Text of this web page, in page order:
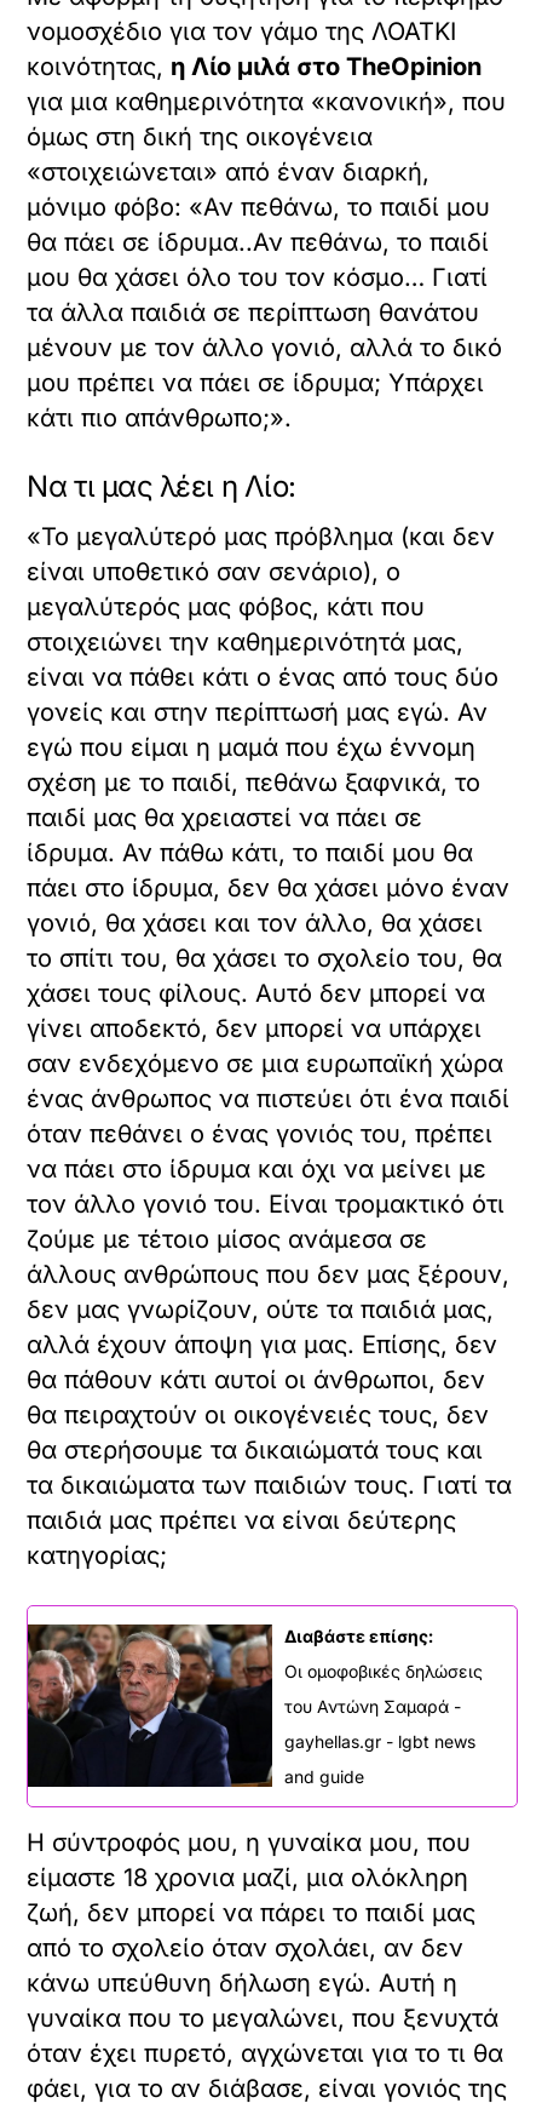
νομοσχέδιο για τον γάμο της ΛΟΑΤΚΙ
κοινότητας, η Λίο μιλά στο TheOpinion
για μια καθημερινότητα «κανονική», που
όμως στη δική της οικογένεια
«στοιχειώνεται» από έναν διαρκή,
μόνιμο φόβο: «Αν πεθάνω, το παιδί μου
θα πάει σε ίδρυμα..Αν πεθάνω, το παιδί
μου θα χάσει όλο του τον κόσμο… Γιατί
τα άλλα παιδιά σε περίπτωση θανάτου
μένουν με τον άλλο γονιό, αλλά το δικό
μου πρέπει να πάει σε ίδρυμα; Υπάρχει
κάτι πιο απάνθρωπο;».
Να τι μας λέει η Λίο:
«Το μεγαλύτερό μας πρόβλημα (και δεν
είναι υποθετικό σαν σενάριο), ο
μεγαλύτερός μας φόβος, κάτι που
στοιχειώνει την καθημερινότητά μας,
είναι να πάθει κάτι ο ένας από τους δύο
γονείς και στην περίπτωσή μας εγώ. Αν
εγώ που είμαι η μαμά που έχω έννομη
σχέση με το παιδί, πεθάνω ξαφνικά, το
παιδί μας θα χρειαστεί να πάει σε
ίδρυμα. Αν πάθω κάτι, το παιδί μου θα
πάει στο ίδρυμα, δεν θα χάσει μόνο έναν
γονιό, θα χάσει και τον άλλο, θα χάσει
το σπίτι του, θα χάσει το σχολείο του, θα
χάσει τους φίλους. Αυτό δεν μπορεί να
γίνει αποδεκτό, δεν μπορεί να υπάρχει
σαν ενδεχόμενο σε μια ευρωπαϊκή χώρα
ένας άνθρωπος να πιστεύει ότι ένα παιδί
όταν πεθάνει ο ένας γονιός του, πρέπει
να πάει στο ίδρυμα και όχι να μείνει με
τον άλλο γονιό του. Είναι τρομακτικό ότι
ζούμε με τέτοιο μίσος ανάμεσα σε
άλλους ανθρώπους που δεν μας ξέρουν,
δεν μας γνωρίζουν, ούτε τα παιδιά μας,
αλλά έχουν άποψη για μας. Επίσης, δεν
θα πάθουν κάτι αυτοί οι άνθρωποι, δεν
θα πειραχτούν οι οικογένειές τους, δεν
θα στερήσουμε τα δικαιώματά τους και
τα δικαιώματα των παιδιών τους. Γιατί τα
παιδιά μας πρέπει να είναι δεύτερης
κατηγορίας;
Διαβάστε επίσης:
Οι ομοφοβικές δηλώσεις
του Αντώνη Σαμαρά -
gayhellas.gr - lgbt news
and guide
Η σύντροφός μου, η γυναίκα μου, που
είμαστε 18 χρονια μαζί, μια ολόκληρη
ζωή, δεν μπορεί να πάρει το παιδί μας
από το σχολείο όταν σχολάει, αν δεν
κάνω υπεύθυνη δήλωση εγώ. Αυτή η
γυναίκα που το μεγαλώνει, που ξενυχτά
όταν έχει πυρετό, αγχώνεται για το τι θα
φάει, για το αν διάβασε, είναι γονιός της